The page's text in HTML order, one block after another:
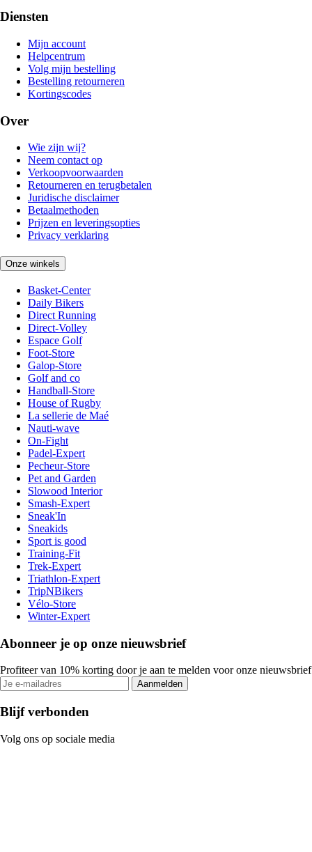
Diensten
Mijn account
Helpcentrum
Volg mijn bestelling
Bestelling retourneren
Kortingscodes
Over
Wie zijn wij?
Neem contact op
Verkoopvoorwaarden
Retourneren en terugbetalen
Juridische disclaimer
Betaalmethoden
Prijzen en leveringsopties
Privacy verklaring
Onze winkels
Basket-Center
Daily Bikers
Direct Running
Direct-Volley
Espace Golf
Foot-Store
Galop-Store
Golf and co
Handball-Store
House of Rugby
La sellerie de Maé
Nauti-wave
On-Fight
Padel-Expert
Pecheur-Store
Pet and Garden
Slowood Interior
Smash-Expert
Sneak'In
Sneakids
Sport is good
Training-Fit
Trek-Expert
Triathlon-Expert
TripNBikers
Vélo-Store
Winter-Expert
Abonneer je op onze nieuwsbrief
Profiteer van 10% korting door je aan te melden voor onze nieuwsbrief
Aanmelden
Blijf verbonden
Volg ons op sociale media